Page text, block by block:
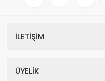
İLETİŞİM
ÜYELİK